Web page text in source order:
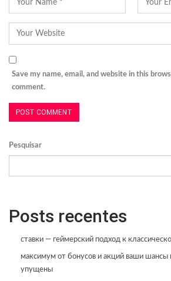
Save my name, email, and website in this
comment.
Pesquisar
Posts recentes
ставки — геймерский подход к
максимум от бонусов и акций ваши
упущены